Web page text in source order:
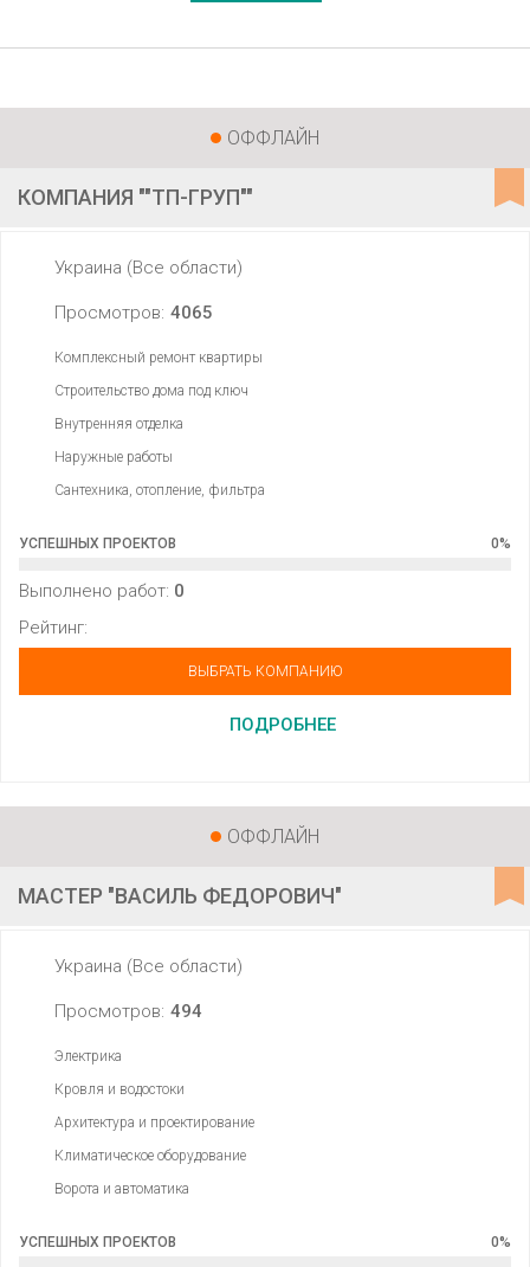
ОФФЛАЙН
КОМПАНИЯ ""ТП-ГРУП""
Украина (Все области)
Просмотров: 4065
Комплексный ремонт квартиры
Строительство дома под ключ
Внутренняя отделка
Наружные работы
Сантехника, отопление, фильтра
УСПЕШНЫХ ПРОЕКТОВ 0%
Выполнено работ: 0
Рейтинг:
ВЫБРАТЬ КОМПАНИЮ
ПОДРОБНЕЕ
ОФФЛАЙН
МАСТЕР "ВАСИЛЬ ФЕДОРОВИЧ"
Украина (Все области)
Просмотров: 494
Электрика
Кровля и водостоки
Архитектура и проектирование
Климатическое оборудование
Ворота и автоматика
УСПЕШНЫХ ПРОЕКТОВ 0%